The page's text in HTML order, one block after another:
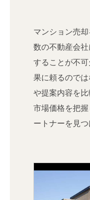
マンション売
数の不動産会
することが不
果に頼るので
や提案内容を
市場価格を把
ートナーを見つ